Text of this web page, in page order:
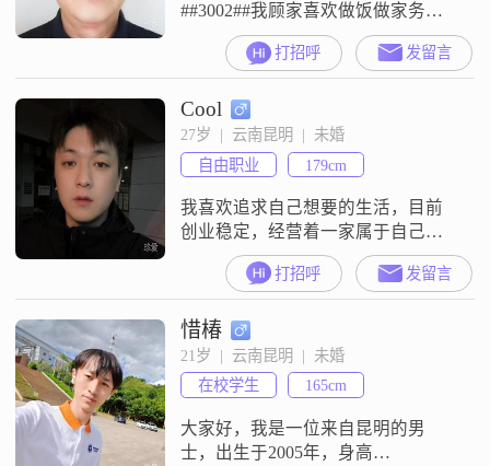
##3002##我顾家喜欢做饭做家务
##3002##对我的爱人尊重，爱怜，
珍惜，百依百顺，不让她受委曲
##3002##余生说长不长说短不短,真
心相遇一位好女人过一个二人世
界，浪漫而温馨##3002##我喜欢安
静，稳重，聪明，我是个摄影师，
精通电脑，好学##3002##我是浙江
人，在昆明避冬
打招呼 发留言
Cool
27岁  |  云南昆明  |  未婚
自由职业
179cm
我喜欢追求自己想要的生活，目前
创业稳定，经营着一家属于自己的
民宿，养了几只猫～
打招呼 发留言
惜椿
21岁  |  云南昆明  |  未婚
在校学生
165cm
大家好，我是一位来自昆明的男
士，出生于2005年，身高